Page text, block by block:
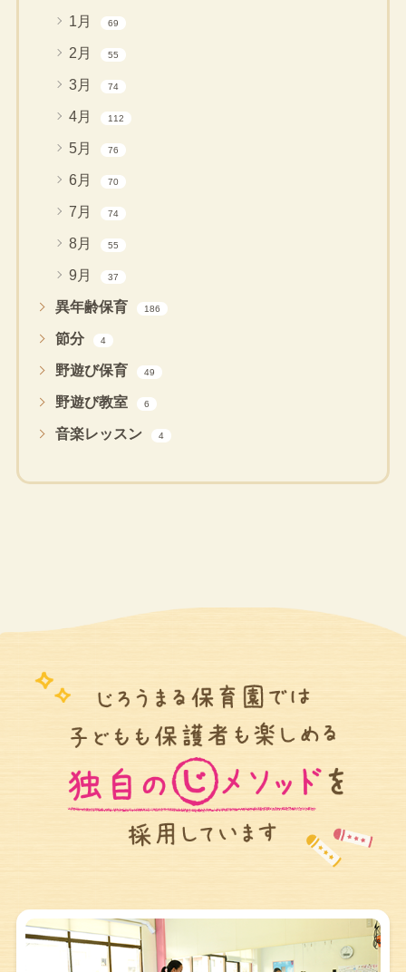
1月 69
2月 55
3月 74
4月 112
5月 76
6月 70
7月 74
8月 55
9月 37
異年齢保育 186
節分 4
野遊び保育 49
野遊び教室 6
音楽レッスン 4